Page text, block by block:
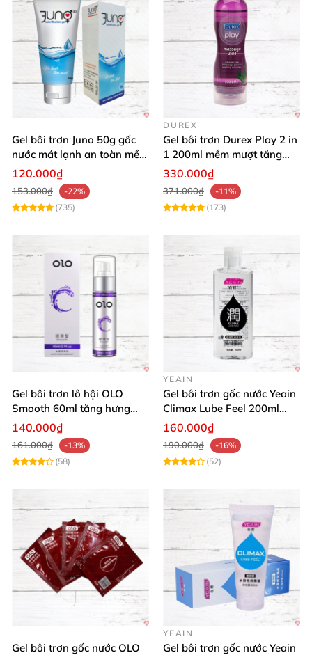
Gel bôi trơn Juno 50g gốc
nước mát lạnh an toàn mềm
mại
120.000₫
153.000₫
-22%
(735)
DUREX
Gel bôi trơn Durex Play 2 in
1 200ml mềm mượt tăng
khoái cảm
330.000₫
371.000₫
-11%
(173)
Gel bôi trơn lô hội OLO
Smooth 60ml tăng hưng
phấn, dễ chịu
140.000₫
161.000₫
-13%
(58)
YEAIN
Gel bôi trơn gốc nước Yeain
Climax Lube Feel 200ml
chất lượng
160.000₫
190.000₫
-16%
(52)
Gel bôi trơn gốc nước OLO
YEAIN
Gel bôi trơn gốc nước Yeain